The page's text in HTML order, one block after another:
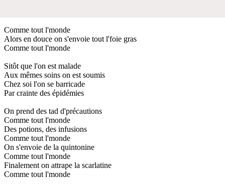
Comme tout l'monde
Alors en douce on s'envoie tout l'foie gras
Comme tout l'monde
Sitôt que l'on est malade
Aux mêmes soins on est soumis
Chez soi l'on se barricade
Par crainte des épidémies
On prend des tad d'précautions
Comme tout l'monde
Des potions, des infusions
Comme tout l'monde
On s'envoie de la quintonine
Comme tout l'monde
Finalement on attrape la scarlatine
Comme tout l'monde